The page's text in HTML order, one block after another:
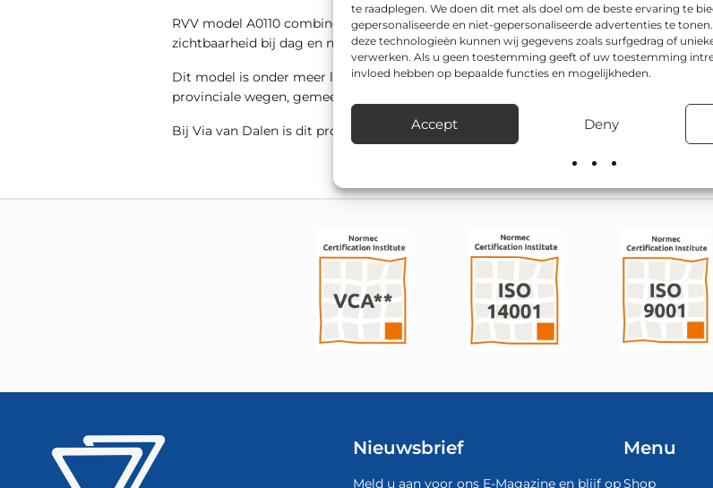
te raadplegen. We doen dit met als doel om de beste ervaring te
gepersonaliseerde en niet-gepersonaliseerde advertenties te
deze technologieën kunnen wij gegevens zoals surfgedrag of
verwerken. Als u geen toestemming geeft of uw toestemming
invloed hebben op bepaalde functies en mogelijkheden.
Accept Deny
RVV model A0110 combineert de functie van snelheidsbord met een duurzame
zichtbaarheid bij dag en nacht.
Dit model is onder meer leverbaar in de afmetingen Ø 600mm, Ø 400mm. Het bord
provinciale wegen, gemeentelijke wegen en particuliere terreinen.
Bij Via van Dalen is dit product snel leverbaar; onze montageploegen kunnen het ook
Nieuwsbrief
Meld u aan voor ons E-Magazine en blijf op
Menu
Shop